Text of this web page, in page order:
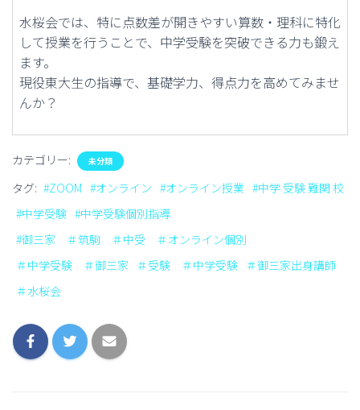
水桜会では、特に点数差が開きやすい算数・理科に特化
して授業を行うことで、中学受験を突破できる力も鍛え
ます。
現役東大生の指導で、基礎学力、得点力を高めてみませ
んか？
カテゴリー: 未分類
タグ: #ZOOM #オンライン #オンライン授業 #中学 受験 難関 校
#中学受験 #中学受験個別指導
#御三家 ＃筑駒 ＃中受 ＃オンライン個別
＃中学受験 ＃御三家
＃受験 ＃中学受験 ＃御三家出身講師
＃水桜会